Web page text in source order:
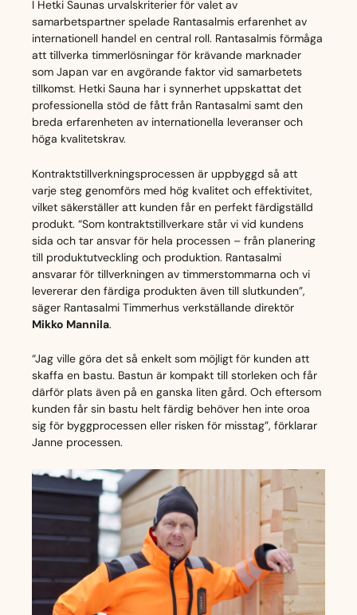
I Hetki Saunas urvalskriterier för valet av
samarbetspartner spelade Rantasalmis erfarenhet av
internationell handel en central roll. Rantasalmis förmåga
att tillverka timmerlösningar för krävande marknader
som Japan var en avgörande faktor vid samarbetets
tillkomst. Hetki Sauna har i synnerhet uppskattat det
professionella stöd de fått från Rantasalmi samt den
breda erfarenheten av internationella leveranser och
höga kvalitetskrav.
Kontraktstillverkningsprocessen är uppbyggd så att
varje steg genomförs med hög kvalitet och effektivitet,
vilket säkerställer att kunden får en perfekt färdigställd
produkt. “Som kontraktstillverkare står vi vid kundens
sida och tar ansvar för hela processen – från planering
till produktutveckling och produktion. Rantasalmi
ansvarar för tillverkningen av timmerstommarna och vi
levererar den färdiga produkten även till slutkunden”,
säger Rantasalmi Timmerhus verkställande direktör
Mikko Mannila.
“Jag ville göra det så enkelt som möjligt för kunden att
skaffa en bastu. Bastun är kompakt till storleken och får
därför plats även på en ganska liten gård. Och eftersom
kunden får sin bastu helt färdig behöver hen inte oroa
sig för byggprocessen eller risken för misstag”, förklarar
Janne processen.